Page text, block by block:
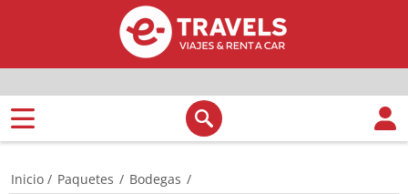
Inicio / Paquetes / Bodegas /